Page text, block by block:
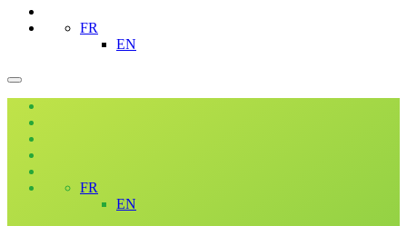
FR
EN
FR
EN